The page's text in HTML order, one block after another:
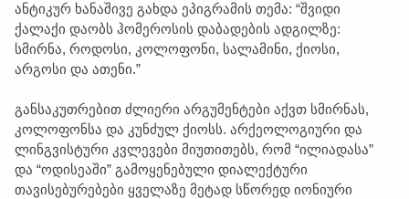
ანტიკურ ხანაშივე გახდა ეპიგრამის თემა: “შვიდი
ქალაქი დაობს ჰომეროსის დაბადების ადგილზე:
სმირნა, როდოსი, კოლოფონი, სალამინი, ქიოსი,
არგოსი და ათენი.”
განსაკუთრებით ძლიერი არგუმენტები აქვთ სმირნას,
კოლოფონსა და კუნძულ ქიოსს. არქეოლოგიური და
ლინგვისტური კვლევები მიუთითებს, რომ “ილიადასა”
და “ოდისეაში” გამოყენებული დიალექტური
თავისებურებები ყველაზე მეტად სწორედ იონიური